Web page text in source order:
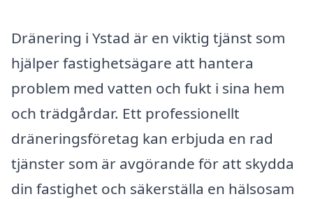
Dränering i Ystad är en viktig tjänst som
hjälper fastighetsägare att hantera
problem med vatten och fukt i sina hem
och trädgårdar. Ett professionellt
dräneringsföretag kan erbjuda en rad
tjänster som är avgörande för att skydda
din fastighet och säkerställa en hälsosam